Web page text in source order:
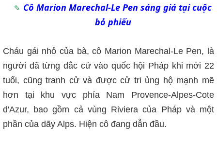
Cô Marion Marechal-Le Pen sáng giá tại cuộc
bỏ phiếu
Cháu gái nhỏ của bà, cô Marion Marechal-Le Pen, là
người đã từng đắc cử vào quốc hội Pháp khi mới 22
tuổi, cũng tranh cử và được cử tri ủng hộ mạnh mẽ
hơn tại khu vực phía Nam Provence-Alpes-Cote
d'Azur, bao gồm cả vùng Riviera của Pháp và một
phần của dãy Alps. Hiện cô đang dẫn đầu.